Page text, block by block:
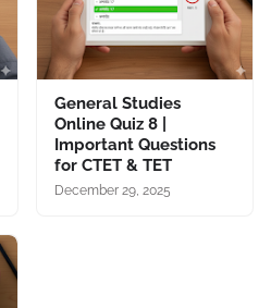
General Studies
Online Quiz 8 |
Important Questions
for CTET & TET
December 29, 2025